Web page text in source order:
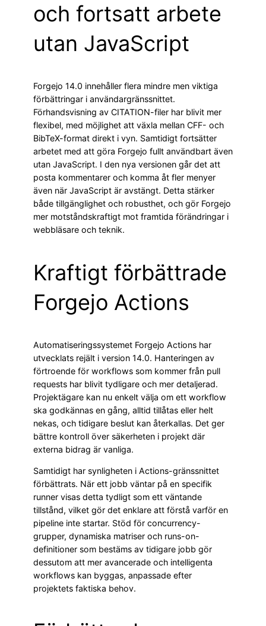
och fortsatt arbete
utan JavaScript
Forgejo 14.0 innehåller flera mindre men viktiga
förbättringar i användargränssnittet.
Förhandsvisning av CITATION-filer har blivit mer
flexibel, med möjlighet att växla mellan CFF- och
BibTeX-format direkt i vyn. Samtidigt fortsätter
arbetet med att göra Forgejo fullt användbart även
utan JavaScript. I den nya versionen går det att
posta kommentarer och komma åt fler menyer
även när JavaScript är avstängt. Detta stärker
både tillgänglighet och robusthet, och gör Forgejo
mer motståndskraftigt mot framtida förändringar i
webbläsare och teknik.
Kraftigt förbättrade
Forgejo Actions
Automatiseringssystemet Forgejo Actions har
utvecklats rejält i version 14.0. Hanteringen av
förtroende för workflows som kommer från pull
requests har blivit tydligare och mer detaljerad.
Projektägare kan nu enkelt välja om ett workflow
ska godkännas en gång, alltid tillåtas eller helt
nekas, och tidigare beslut kan återkallas. Det ger
bättre kontroll över säkerheten i projekt där
externa bidrag är vanliga.
Samtidigt har synligheten i Actions-gränssnittet
förbättrats. När ett jobb väntar på en specifik
runner visas detta tydligt som ett väntande
tillstånd, vilket gör det enklare att förstå varför en
pipeline inte startar. Stöd för concurrency-
grupper, dynamiska matriser och runs-on-
definitioner som bestäms av tidigare jobb gör
dessutom att mer avancerade och intelligenta
workflows kan byggas, anpassade efter
projektets faktiska behov.